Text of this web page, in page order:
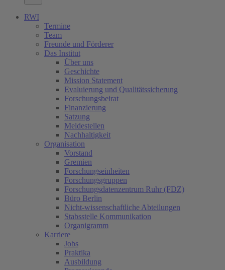
RWI
Termine
Team
Freunde und Förderer
Das Institut
Über uns
Geschichte
Mission Statement
Evaluierung und Qualitätssicherung
Forschungsbeirat
Finanzierung
Satzung
Meldestellen
Nachhaltigkeit
Organisation
Vorstand
Gremien
Forschungseinheiten
Forschungsgruppen
Forschungsdatenzentrum Ruhr (FDZ)
Büro Berlin
Nicht-wissenschaftliche Abteilungen
Stabsstelle Kommunikation
Organigramm
Karriere
Jobs
Praktika
Ausbildung